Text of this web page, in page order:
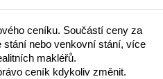
ceníku. Součástí ceny za
stání nebo venkovní stání, více
makléřů.
ceník kdykoliv změnit.